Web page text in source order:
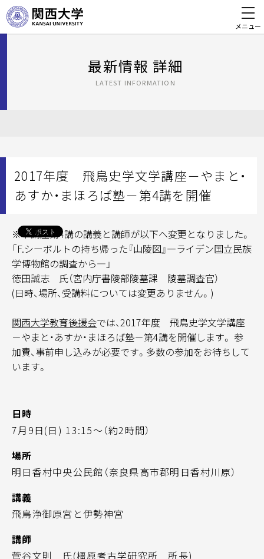
メニュー
最新情報 詳細
LATEST INFORMATION
2017年度 飛鳥史学文学講座－やまと・
あすか・まほろば塾－第4講を開催
※本講座第4講の講義と講師が以下へ変更となりました。
「F.シーボルトの持ち帰った『山陵図』―ライデン国立民族
学博物館の調査から―」
徳田誠志 氏（宮内庁書陵部陵墓課 陵墓調査官）
(日時、場所、受講料については変更ありません。)
関西大学教育後援会では、2017年度 飛鳥史学文学講座
－やまと・あすか・まほろば塾－第4講を開催します。 参
加費、事前申し込みが必要です。多数の参加をお待ちして
います。
日時
7月9日(日) 13:15～（約2時間）
場所
明日香村中央公民館（奈良県高市郡明日香村川原）
講義
飛鳥浄御原宮と伊勢神宮
講師
菅谷文則 氏(橿原考古学研究所 所長)